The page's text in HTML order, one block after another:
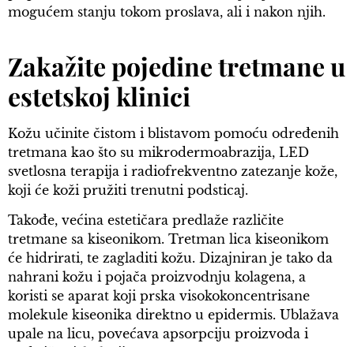
mogućem stanju tokom proslava, ali i nakon njih.
Zakažite pojedine tretmane u
estetskoj klinici
Kožu učinite čistom i blistavom pomoću određenih
tretmana kao što su mikrodermoabrazija, LED
svetlosna terapija i radiofrekventno zatezanje kože,
koji će koži pružiti trenutni podsticaj.
Takođe, većina estetičara predlaže različite
tretmane sa kiseonikom. Tretman lica kiseonikom
će hidrirati, te zagladiti kožu. Dizajniran je tako da
nahrani kožu i pojača proizvodnju kolagena, a
koristi se aparat koji prska visokokoncentrisane
molekule kiseonika direktno u epidermis. Ublažava
upale na licu, povećava apsorpciju proizvoda i